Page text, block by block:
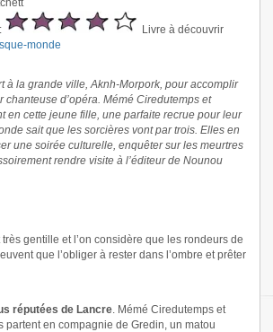
:
Livre à découvrir
monde
à la grande ville, Aknh-Morpork, pour accomplir
chanteuse d’opéra. Mémé Ciredutemps et
en cette jeune fille, une parfaite recrue pour leur
sait que les sorcières vont par trois. Elles en
une soirée culturelle, enquêter sur les meurtres
rendre visite à l’éditeur de Nounou
gentille et l’on considère que les rondeurs de
que l’obliger à rester dans l’ombre et prêter
réputées de Lancre. Mémé Ciredutemps et
en compagnie de Gredin, un matou